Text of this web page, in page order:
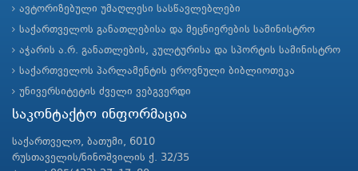
ავტორიზებული უმაღლესი სასწავლებლები
საქართველოს განათლებისა და მეცნიერების სამინისტრო
აჭარის ა.რ. განათლების, კულტურისა და სპორტის სამინისტრო
საქართველოს პარლამენტის ეროვნული ბიბლიოთეკა
უნივერსიტეტის ძველი ვებგვერდი
საკონტაქტო ინფორმაცია
საქართველო, ბათუმი, 6010
რუსთაველის/ნინოშვილის ქ. 32/35